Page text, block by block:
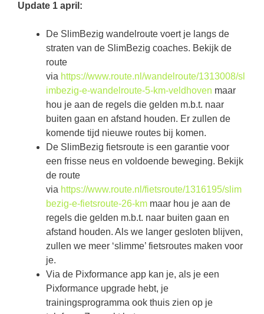
Update 1 april:
De SlimBezig wandelroute voert je langs de
straten van de SlimBezig coaches. Bekijk de
route
via https://www.route.nl/wandelroute/1313008/sl
imbezig-e-wandelroute-5-km-veldhoven maar
hou je aan de regels die gelden m.b.t. naar
buiten gaan en afstand houden. Er zullen de
komende tijd nieuwe routes bij komen.
De SlimBezig fietsroute is een garantie voor
een frisse neus en voldoende beweging. Bekijk
de route
via https://www.route.nl/fietsroute/1316195/slim
bezig-e-fietsroute-26-km maar hou je aan de
regels die gelden m.b.t. naar buiten gaan en
afstand houden. Als we langer gesloten blijven,
zullen we meer ‘slimme’ fietsroutes maken voor
je.
Via de Pixformance app kan je, als je een
Pixformance upgrade hebt, je
trainingsprogramma ook thuis zien op je